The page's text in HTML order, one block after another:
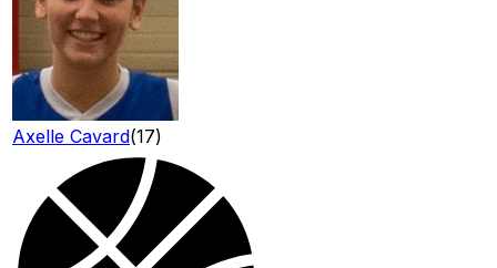
Axelle Cavard(17)